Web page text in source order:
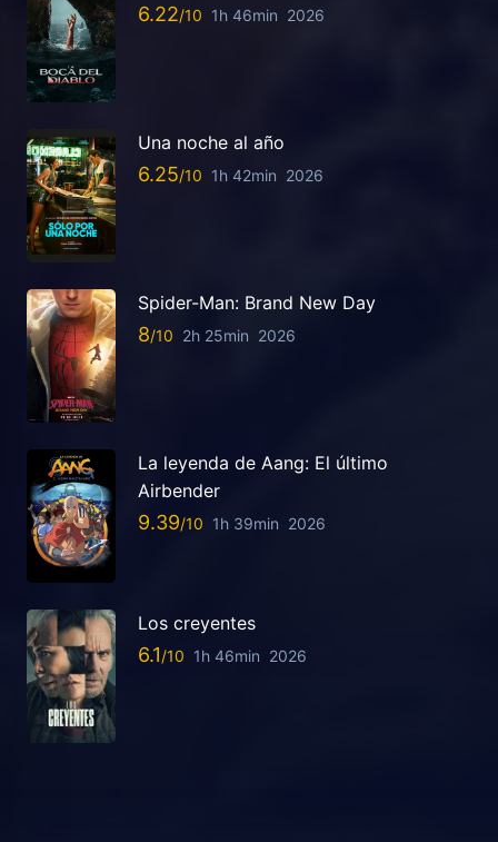
6.22 1h 46min 2026
Una noche al año
6.25 1h 42min 2026
Spider-Man: Brand New Day
8 2h 25min 2026
La leyenda de Aang: El último
Airbender
9.39 1h 39min 2026
Los creyentes
6.1 1h 46min 2026